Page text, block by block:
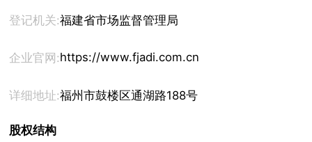
登记机关:福建省市场监督管理局
企业官网:https://www.fjadi.com.cn
详细地址:福州市鼓楼区通湖路188号
股权结构